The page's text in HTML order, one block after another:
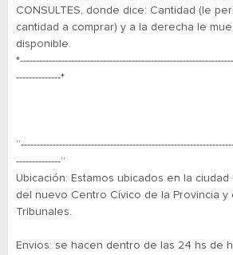
CONSULTES, donde dice: Cantidad (le
cantidad a comprar) y a la derecha le
disponible.
--------------*
--------------”
Ubicación: Estamos ubicados en la
del nuevo Centro Cívico de la Provincia y
Tribunales.
Envios: se hacen dentro de las 24 hs de